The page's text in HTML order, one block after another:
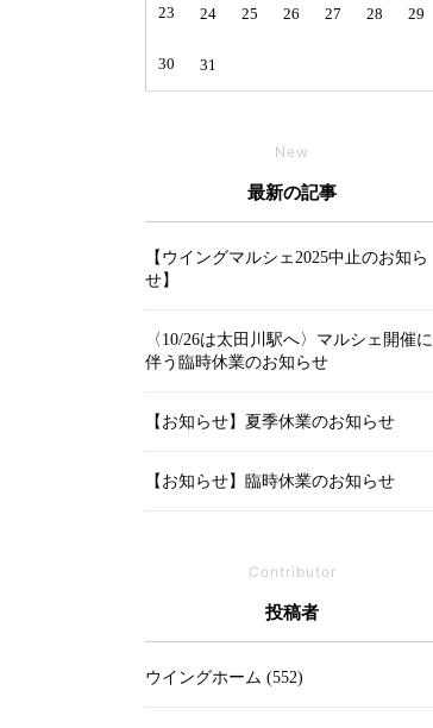
23 24 25 26 27 28 29
30 31
New
最新の記事
【ウイングマルシェ2025中止のお知ら
せ】
〈10/26は太田川駅へ〉マルシェ開催に
伴う臨時休業のお知らせ
【お知らせ】夏季休業のお知らせ
【お知らせ】臨時休業のお知らせ
Contributor
投稿者
ウイングホーム (552)